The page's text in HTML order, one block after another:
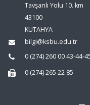
Tavşanlı Yolu 10. km
43100
KÜTAHYA
bilgi@ksbu.edu.tr
0 (274) 260 00 43-44-
0 (274) 265 22 85